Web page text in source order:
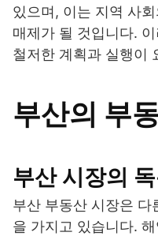
있으며, 이는 지역 사
매제가 될 것입니다.
철저한 계획과 실행이
부산의 부
부산 시장의
부산 부동산 시장은 다
을 가지고 있습니다.